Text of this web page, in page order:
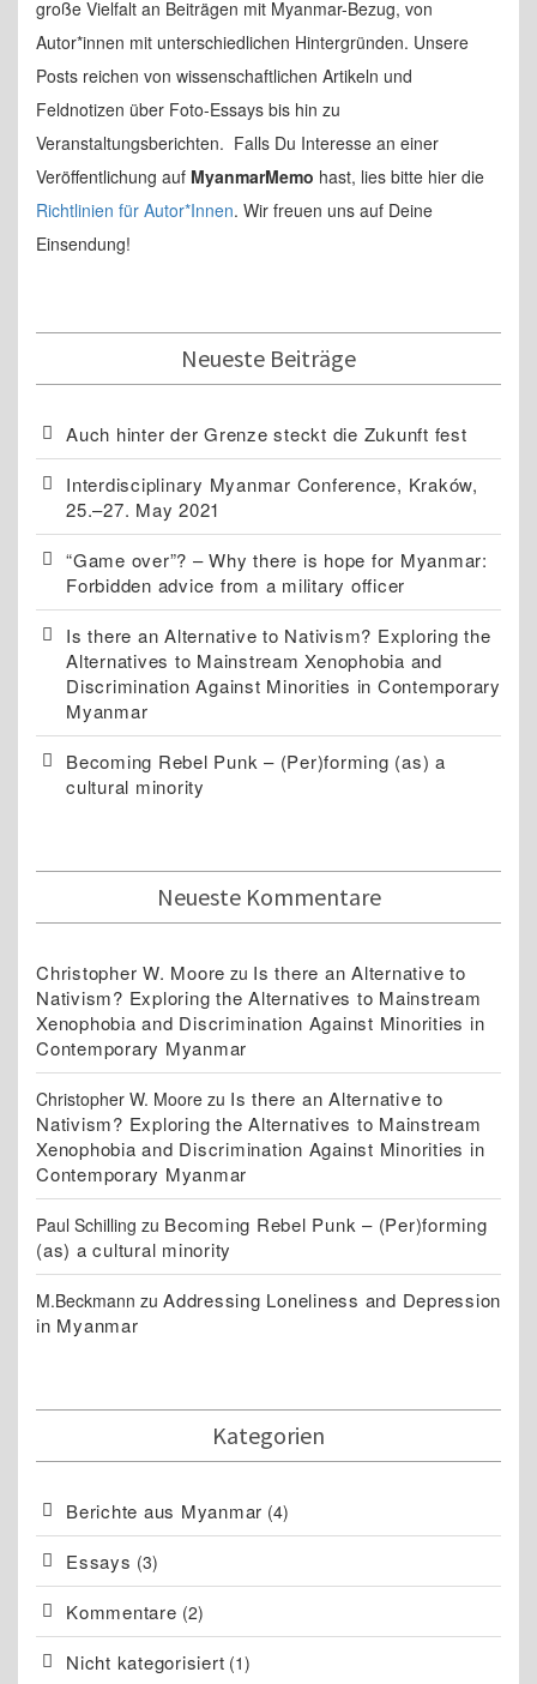
große Vielfalt an Beiträgen mit Myanmar-Bezug, von
Autor*innen mit unterschiedlichen Hintergründen. Unsere
Posts reichen von wissenschaftlichen Artikeln und
Feldnotizen über Foto-Essays bis hin zu
Veranstaltungsberichten. Falls Du Interesse an einer
Veröffentlichung auf MyanmarMemo hast, lies bitte hier die
Richtlinien für Autor*Innen. Wir freuen uns auf Deine
Einsendung!
Neueste Beiträge
Auch hinter der Grenze steckt die Zukunft fest
Interdisciplinary Myanmar Conference, Kraków,
25.–27. May 2021
“Game over”? – Why there is hope for Myanmar:
Forbidden advice from a military officer
Is there an Alternative to Nativism? Exploring the
Alternatives to Mainstream Xenophobia and
Discrimination Against Minorities in Contemporary
Myanmar
Becoming Rebel Punk – (Per)forming (as) a
cultural minority
Neueste Kommentare
Christopher W. Moore zu Is there an Alternative to
Nativism? Exploring the Alternatives to Mainstream
Xenophobia and Discrimination Against Minorities in
Contemporary Myanmar
Christopher W. Moore zu Is there an Alternative to
Nativism? Exploring the Alternatives to Mainstream
Xenophobia and Discrimination Against Minorities in
Contemporary Myanmar
Paul Schilling zu Becoming Rebel Punk – (Per)forming
(as) a cultural minority
M.Beckmann zu Addressing Loneliness and Depression
in Myanmar
Kategorien
Berichte aus Myanmar (4)
Essays (3)
Kommentare (2)
Nicht kategorisiert (1)